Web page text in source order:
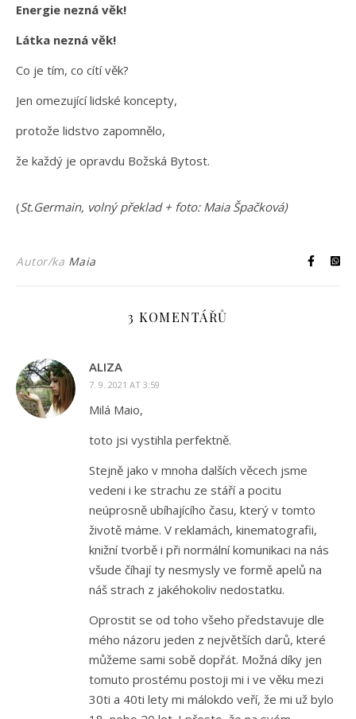
Energie nezná věk!
Látka nezná věk!
Co je tím, co cítí věk?
Jen omezující lidské koncepty,
protože lidstvo zapomnělo,
že každý je opravdu Božská Bytost.
(St.Germain, volný překlad + foto: Maia Špačková)
Autor/ka Maia
3 KOMENTÁŘŮ
ALIZA
7. 9. 2021 AT 3:59
Milá Maio,
toto jsi vystihla perfektně.
Stejně jako v mnoha dalších věcech jsme
vedeni i ke strachu ze stáří a pocitu
neúprosně ubíhajícího času, který v tomto
životě máme. V reklamách, kinematografii,
knižní tvorbě i při normální komunikaci na nás
všude číhají ty nesmysly ve formě apelů na
náš strach z jakéhokoliv nedostatku.
Oprostit se od toho všeho představuje dle
mého názoru jeden z největších darů, které
můžeme sami sobě dopřát. Možná díky jen
tomuto prostému postoji mi i ve věku mezi
30ti a 40ti lety mi málokdo veří, že mi už bylo